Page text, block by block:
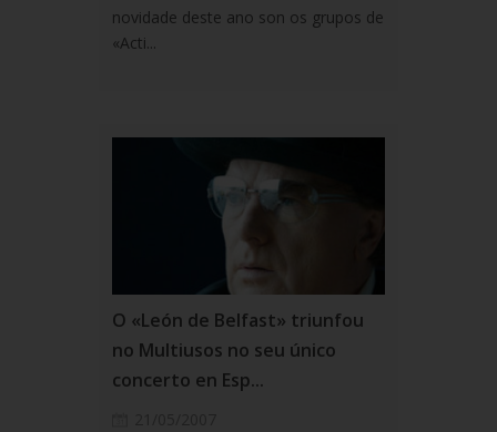
novidade deste ano son os grupos de
«Acti...
O «León de Belfast» triunfou
no Multiusos no seu único
concerto en Esp...